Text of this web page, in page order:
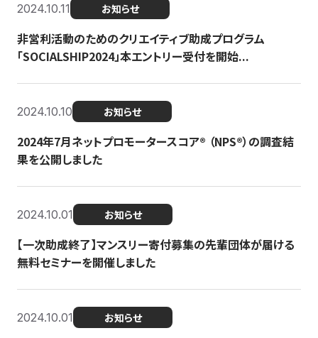
2024.10.11 お知らせ
非営利活動のためのクリエイティブ助成プログラム
「SOCIALSHIP2024」本エントリー受付を開始...
2024.10.10 お知らせ
2024年7月ネットプロモータースコア®︎ （NPS®︎）の調査結
果を公開しました
2024.10.01 お知らせ
【一次助成終了】マンスリー寄付募集の先輩団体が届ける
無料セミナーを開催しました
2024.10.01 お知らせ